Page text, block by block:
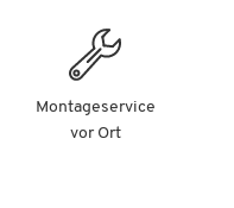
Montageservice
vor Ort